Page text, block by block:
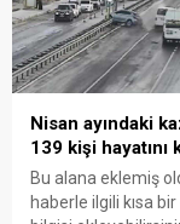
Nisan ayındaki
139 kişi hayatını
Bu alana eklemiş
haberle ilgili kısa